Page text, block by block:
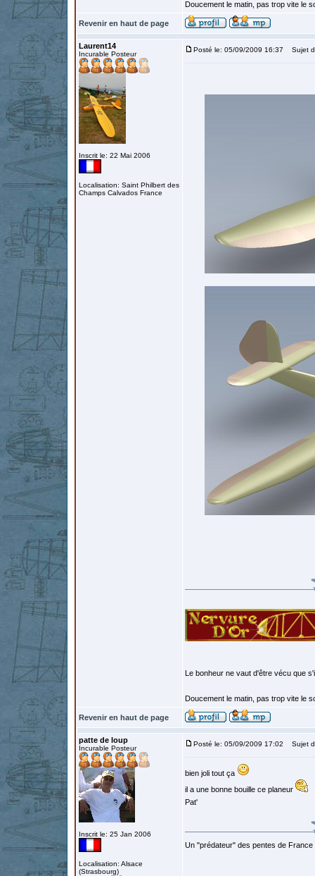
Doucement le matin, pas trop vite le
Revenir en haut de page
Laurent14
Incurable Posteur
Inscrit le: 22 Mai 2006
Localisation: Saint Philbert des
Champs Calvados France
Posté le: 05/09/2009 16:37 Sujet
Le bonheur ne vaut d'être vécu que
Doucement le matin, pas trop vite le
Revenir en haut de page
patte de loup
Incurable Posteur
Inscrit le: 25 Jan 2006
Localisation: Alsace
(Strasbourg)
Posté le: 05/09/2009 17:02 Sujet
bien joli tout ça
il a une bonne bouille ce planeur
Pat'
Un "prédateur" des pentes de